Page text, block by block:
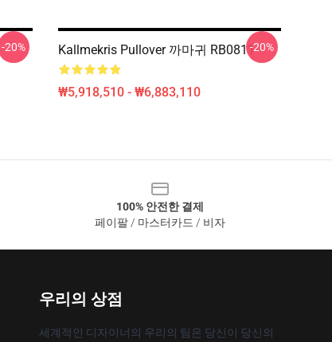
-20% Kallmekris Pullover 까마귀 RB0811
₩5,918,510 - ₩6,883,110
-20%
100% 안전한 결제
페이팔 / 마스터카드 / 비자
우리의 상점
세계적인 디자이너의 우리의 팀은 당신이 당신의